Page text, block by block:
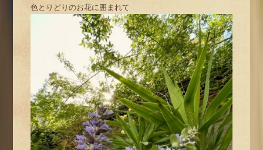
色とりどりのお花に囲まれて